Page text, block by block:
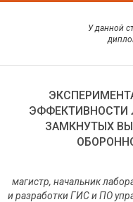
У данной
ЭФФЕКТИВНОСТИ
ЗАМКНУТЫХ
магистр, начальник
и разработки ГИС и ПО